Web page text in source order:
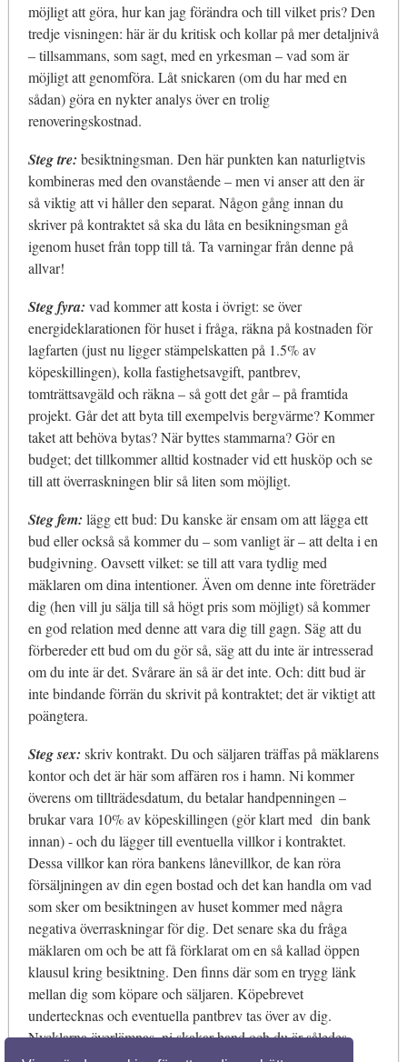
möjligt att göra, hur kan jag förändra och till vilket pris? Den
tredje visningen: här är du kritisk och kollar på mer detaljnivå
– tillsammans, som sagt, med en yrkesman – vad som är
möjligt att genomföra. Låt snickaren (om du har med en
sådan) göra en nykter analys över en trolig
renoveringskostnad.
Steg tre: besiktningsman. Den här punkten kan naturligtvis
kombineras med den ovanstående – men vi anser att den är
så viktig att vi håller den separat. Någon gång innan du
skriver på kontraktet så ska du låta en besikningsman gå
igenom huset från topp till tå. Ta varningar från denne på
allvar!
Steg fyra: vad kommer att kosta i övrigt: se över
energideklarationen för huset i fråga, räkna på kostnaden för
lagfarten (just nu ligger stämpelskatten på 1.5% av
köpeskillingen), kolla fastighetsavgift, pantbrev,
tomträttsavgäld och räkna – så gott det går – på framtida
projekt. Går det att byta till exempelvis bergvärme? Kommer
taket att behöva bytas? När byttes stammarna? Gör en
budget; det tillkommer alltid kostnader vid ett husköp och se
till att överraskningen blir så liten som möjligt.
Steg fem: lägg ett bud: Du kanske är ensam om att lägga ett
bud eller också så kommer du – som vanligt är – att delta i en
budgivning. Oavsett vilket: se till att vara tydlig med
mäklaren om dina intentioner. Även om denne inte företräder
dig (hen vill ju sälja till så högt pris som möjligt) så kommer
en god relation med denne att vara dig till gagn. Säg att du
förbereder ett bud om du gör så, säg att du inte är intresserad
om du inte är det. Svårare än så är det inte. Och: ditt bud är
inte bindande förrän du skrivit på kontraktet; det är viktigt att
poängtera.
Steg sex: skriv kontrakt. Du och säljaren träffas på mäklarens
kontor och det är här som affären ros i hamn. Ni kommer
överens om tillträdesdatum, du betalar handpenningen –
brukar vara 10% av köpeskillingen (gör klart med din bank
innan) - och du lägger till eventuella villkor i kontraktet.
Dessa villkor kan röra bankens lånevillkor, de kan röra
försäljningen av din egen bostad och det kan handla om vad
som sker om besiktningen av huset kommer med några
negativa överraskningar för dig. Det senare ska du fråga
mäklaren om och be att få förklarat om en så kallad öppen
klausul kring besiktning. Den finns där som en trygg länk
mellan dig som köpare och säljaren. Köpebrevet
undertecknas och eventuella pantbrev tas över av dig.
Nycklarna överlämnas, ni skakar hand och du är således